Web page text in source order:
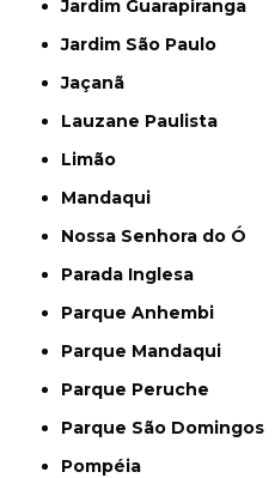
Jardim Guarapiranga
Jardim São Paulo
Jaçanã
Lauzane Paulista
Limão
Mandaqui
Nossa Senhora do Ó
Parada Inglesa
Parque Anhembi
Parque Mandaqui
Parque Peruche
Parque São Domingos
Pompéia